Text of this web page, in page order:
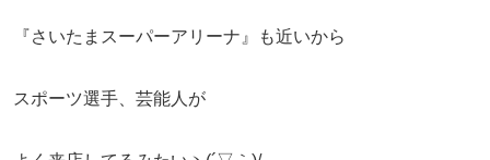
『さいたまスーパーアリーナ』も近いから
スポーツ選手、芸能人が